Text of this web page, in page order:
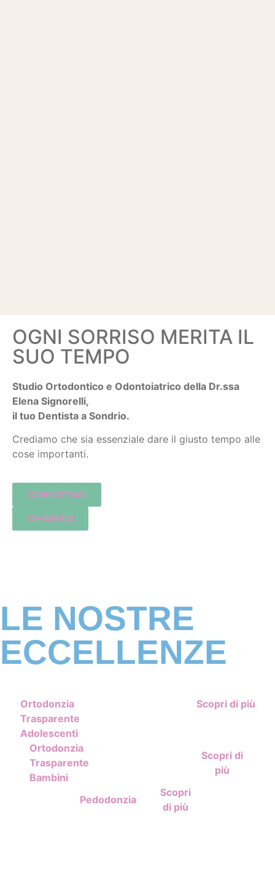
OGNI SORRISO MERITA IL
SUO TEMPO
Studio Ortodontico e Odontoiatrico della Dr.ssa
Elena Signorelli,
il tuo Dentista a Sondrio.
Crediamo che sia essenziale dare il giusto tempo alle
cose importanti.
CONTATTACI
CHIAMACI
LE NOSTRE
ECCELLENZE
Ortodonzia
Trasparente
Adolescenti
Scopri di più
Ortodonzia
Trasparente
Bambini
Scopri di
più
Pedodonzia
Scopri
di più